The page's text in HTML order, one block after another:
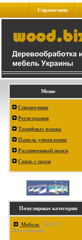
Справочник
Меню
Справочник
Регистрация
Тарифные планы
Панель управления
Расширенный поиск
Связь с нами
Популярные категории
Мебель (24237
Просмотров)